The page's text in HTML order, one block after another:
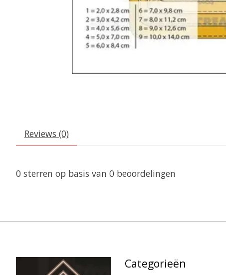
Reviews (0)
0 sterren op basis van 0 beoordelingen
Categorieën